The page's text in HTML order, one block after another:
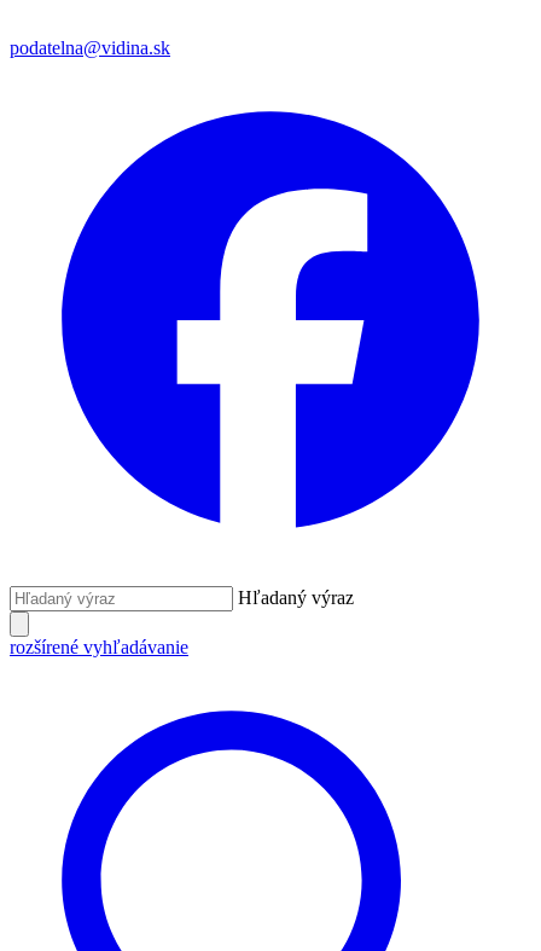
podatelna@vidina.sk
Hľadaný výraz
rozšírené vyhľadávanie